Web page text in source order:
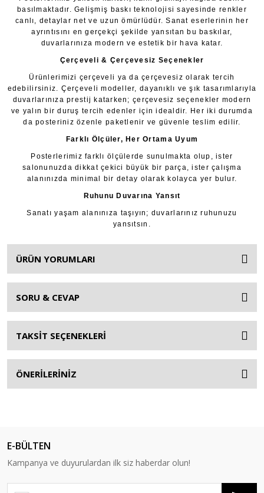
basılmaktadır. Gelişmiş baskı teknolojisi sayesinde renkler
canlı, detaylar net ve uzun ömürlüdür. Sanat eserlerinin her
ayrıntısını en gerçekçi şekilde yansıtan bu baskılar,
duvarlarınıza modern ve estetik bir hava katar.
Çerçeveli & Çerçevesiz Seçenekler
Ürünlerimizi çerçeveli ya da çerçevesiz olarak tercih
edebilirsiniz. Çerçeveli modeller, dayanıklı ve şık tasarımlarıyla
duvarlarınıza prestij katarken; çerçevesiz seçenekler modern
ve yalın bir duruş tercih edenler için idealdir. Her iki durumda
da posteriniz özenle paketlenir ve güvenle teslim edilir.
Farklı Ölçüler, Her Ortama Uyum
Posterlerimiz farklı ölçülerde sunulmakta olup, ister
salonunuzda dikkat çekici büyük bir parça, ister çalışma
alanınızda minimal bir detay olarak kolayca yer bulur.
Ruhunu Duvarına Yansıt
Sanatı yaşam alanınıza taşıyın; duvarlarınız ruhunuzu
yansıtsın.
ÜRÜN YORUMLARI
SORU & CEVAP
TAKSİT SEÇENEKLERİ
ÖNERİLERİNİZ
E-BÜLTEN
Kampanya ve duyurulardan ilk siz haberdar olun!